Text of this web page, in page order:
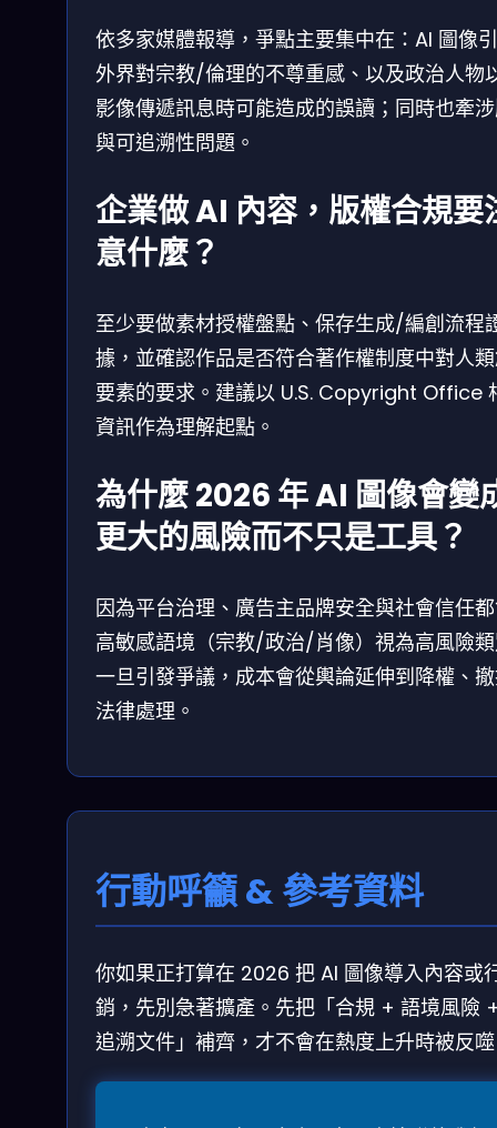
依多家媒體報導，爭點主要集中在：AI 圖像
外界對宗教/倫理的不尊重感、以及政治人物
影像傳遞訊息時可能造成的誤讀；同時也牽
與可追溯性問題。
企業做 AI 內容，版權合規要
意什麼？
至少要做素材授權盤點、保存生成/編創流程
據，並確認作品是否符合著作權制度中對人
要素的要求。建議以 U.S. Copyright Office
資訊作為理解起點。
為什麼 2026 年 AI 圖像會變
更大的風險而不只是工具？
因為平台治理、廣告主品牌安全與社會信任
高敏感語境（宗教/政治/肖像）視為高風險
一旦引發爭議，成本會從輿論延伸到降權、
法律處理。
行動呼籲 & 參考資料
你如果正打算在 2026 把 AI 圖像導入內容或
銷，先別急著擴產。先把「合規 + 語境風險
追溯文件」補齊，才不會在熱度上升時被反